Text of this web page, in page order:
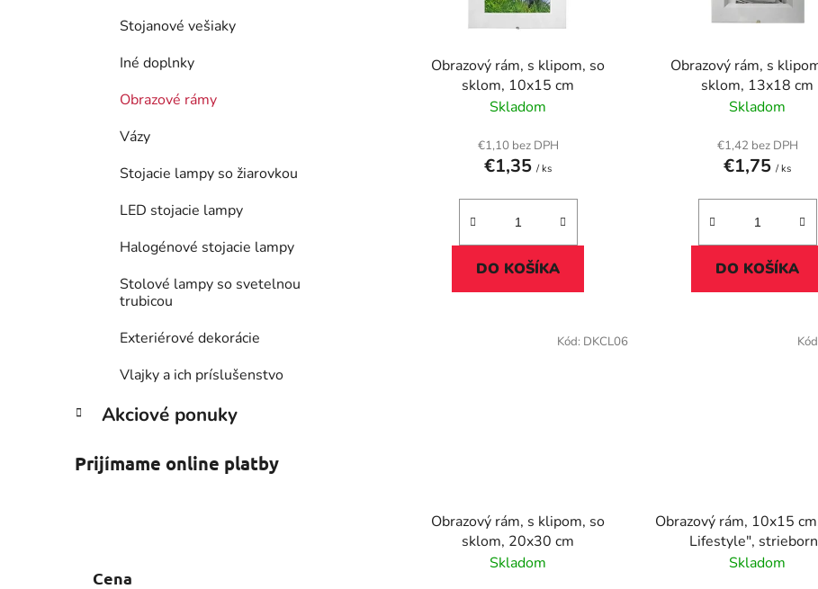
Stojanové vešiaky
Iné doplnky
Obrazové rámy
Vázy
Stojacie lampy so žiarovkou
LED stojacie lampy
Halogénové stojacie lampy
Stolové lampy so svetelnou
trubicou
Exteriérové dekorácie
Vlajky a ich príslušenstvo
Akciové ponuky
Prijímame online platby
Cena
Obrazový rám, s klipom, so
sklom, 10x15 cm
Skladom
€1,10 bez DPH
€1,35/ ks
DO KOŠÍKA
Obrazový rám, s
sklom, 13x18 cm
Skladom
€1,42 bez DPH
€1,75/ ks
DO KOŠÍKA
Obrazový rám, s klipom, so
sklom, 20x30 cm
Skladom
Kód: DKCL06
Obrazový rám, 10x15 cm,
Lifestyle",
Skladom